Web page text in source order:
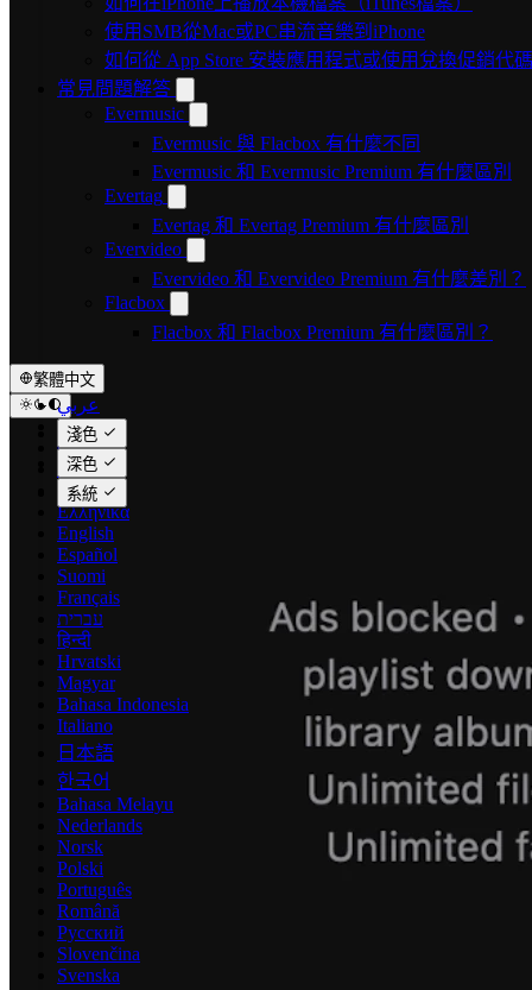
使用SMB從Mac或PC串流音樂到iPhone
如何從 App Store 安裝應用程式或使用兌換促銷代
常見問題解答
Evermusic
Evermusic 與 Flacbox 有什麼不同
Evermusic 和 Evermusic Premium 有什麼區別
Evertag
Evertag 和 Evertag Premium 有什麼區別
Evervideo
Evervideo 和 Evervideo Premium 有什麼差別？
Flacbox
Flacbox 和 Flacbox Premium 有什麼區別？
繁體中文
عربي
Català
Čeština
Dansk
Deutsch
Ελληνικά
English
Español
Suomi
Français
עברית
हिन्दी
Hrvatski
Magyar
Bahasa Indonesia
Italiano
日本語
한국어
Bahasa Melayu
Nederlands
Norsk
Polski
Português
Română
Русский
Slovenčina
Svenska
淺色
深色
系統